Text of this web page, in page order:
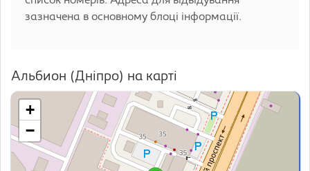
зазначена в основному блоці інформації.
Альбион (Дніпро) на карті
+
−